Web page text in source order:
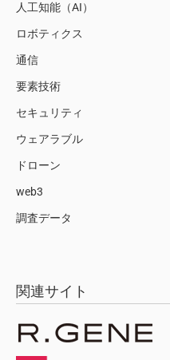
人工知能（AI）
ロボティクス
通信
要素技術
セキュリティ
ウェアラブル
ドローン
web3
調査データ
関連サイト